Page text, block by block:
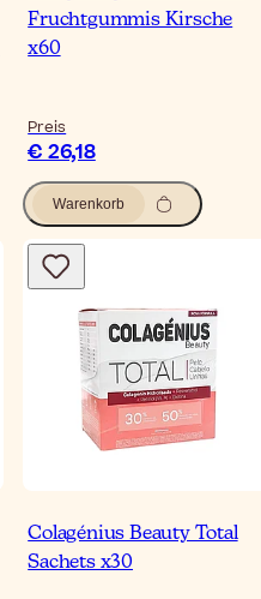
Fruchtgummis Kirsche
x60
Preis
€ 26,18
Warenkorb
Colagénius Beauty Total
Sachets x30